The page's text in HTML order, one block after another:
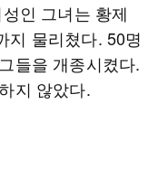
인 그녀는 황제
지 물리쳤다. 50명
들을 개종시켰다.
지 않았다.